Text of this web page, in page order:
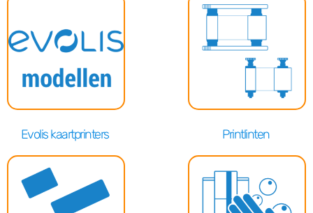
Evolis kaartprinters Printlinten